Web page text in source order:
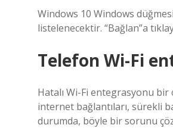
Windows 10 Windows
listelenecektir. “Bağlan”a
Telefon Wi-Fi
Hatalı Wi-Fi entegrasyonu
internet bağlantıları, sürekli
durumda, böyle bir sorunu